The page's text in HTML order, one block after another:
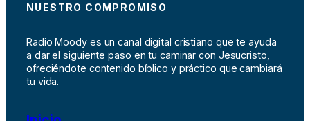
NUESTRO COMPROMISO
Radio Moody es un canal digital cristiano que te ayuda
a dar el siguiente paso en tu caminar con Jesucristo,
ofreciéndote contenido bíblico y práctico que cambiará
tu vida.